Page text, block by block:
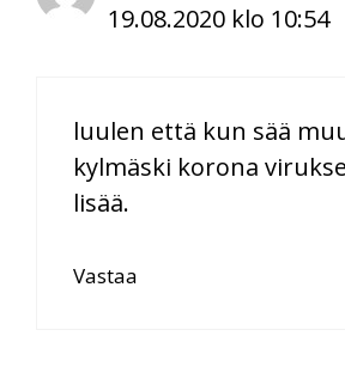
19.08.2020 klo 10:54
luulen että kun sää
kylmäski korona
lisää.
Vastaa